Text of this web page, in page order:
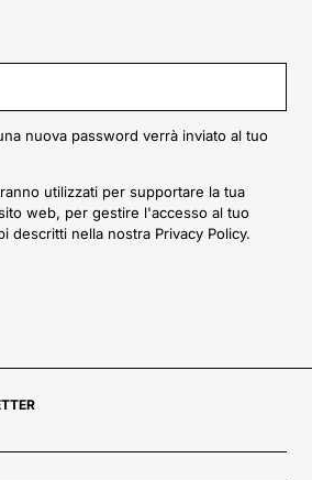
nuova password verrà inviato al tuo
utilizzati per supportare la tua
web, per gestire l'accesso al tuo
descritti nella nostra Privacy Policy.